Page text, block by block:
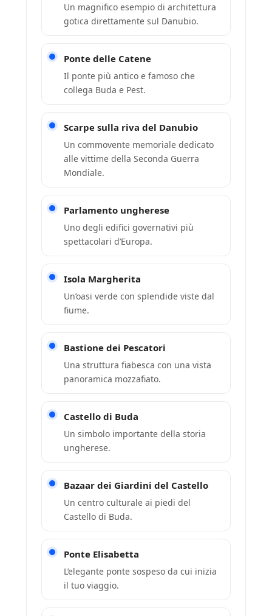
Un magnifico esempio di architettura
gotica direttamente sul Danubio.
Ponte delle Catene
Il ponte più antico e famoso che
collega Buda e Pest.
Scarpe sulla riva del Danubio
Un commovente memoriale dedicato
alle vittime della Seconda Guerra
Mondiale.
Parlamento ungherese
Uno degli edifici governativi più
spettacolari d’Europa.
Isola Margherita
Un’oasi verde con splendide viste dal
fiume.
Bastione dei Pescatori
Una struttura fiabesca con una vista
panoramica mozzafiato.
Castello di Buda
Un simbolo importante della storia
ungherese.
Bazaar dei Giardini del Castello
Un centro culturale ai piedi del
Castello di Buda.
Ponte Elisabetta
L’elegante ponte sospeso da cui inizia
il tuo viaggio.